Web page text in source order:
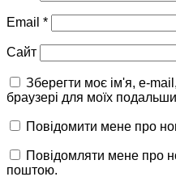
Email *
Сайт
Зберегти моє ім'я, e-
браузері для моїх
Повідомити мене про
Повідомляти мене про
поштою.